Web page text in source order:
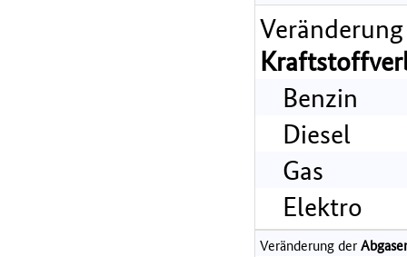
Benzin
Diesel
Gas
Elektro
Veränderung der